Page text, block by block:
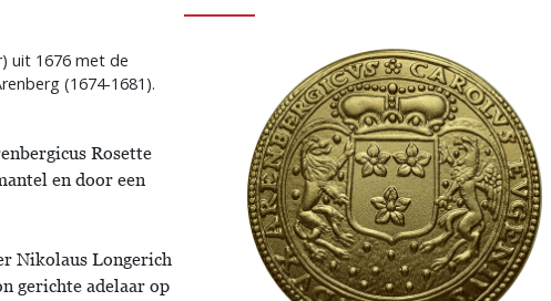
uit 1676 met de
(1674-1681).
Rosette
en door een
Nikolaus Longerich
gerichte adelaar op